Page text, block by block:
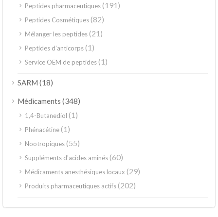
Peptides pharmaceutiques(191)
Peptides Cosmétiques(82)
Mélanger les peptides(21)
Peptides d'anticorps(1)
Service OEM de peptides(1)
SARM (18)
Médicaments (348)
1,4-Butanediol (1)
Phénacétine(1)
Nootropiques(55)
Suppléments d'acides aminés(60)
Médicaments anesthésiques locaux (29)
Produits pharmaceutiques actifs(202)